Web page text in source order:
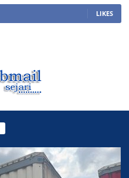
.
o
.
a
LIKES